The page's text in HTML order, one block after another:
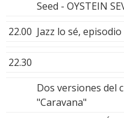
Seed - OYSTEIN
22.00 Jazz lo sé, episodio
22.30
Dos versiones del
"Caravana"